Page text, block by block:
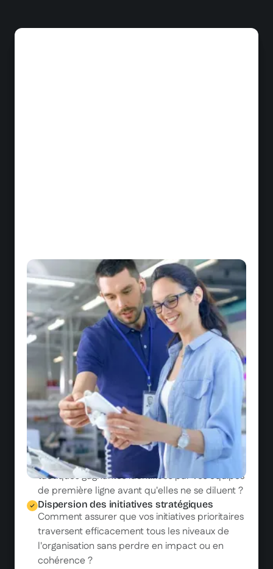
Écart de cohérence opérationnelle
Comment garantir que vos standards
d'excellence et vos meilleures pratiques sont
uniformément appliqués à travers tous vos
points de contact client et canaux de
distribution ?
Inertie face aux évolutions du marché
Comment accélérer l'adaptation de vos
équipes lors du lancement de nouvelles offres,
campagnes ou procédures sans ralentir votre
rythme opérationnel ?
Déperdition des connaissances terrain
Comment capturer et diffuser rapidement les
tactiques gagnantes identifiées par vos équipes
de première ligne avant qu'elles ne se diluent ?
Dispersion des initiatives stratégiques
Comment assurer que vos initiatives prioritaires
traversent efficacement tous les niveaux de
l'organisation sans perdre en impact ou en
cohérence ?